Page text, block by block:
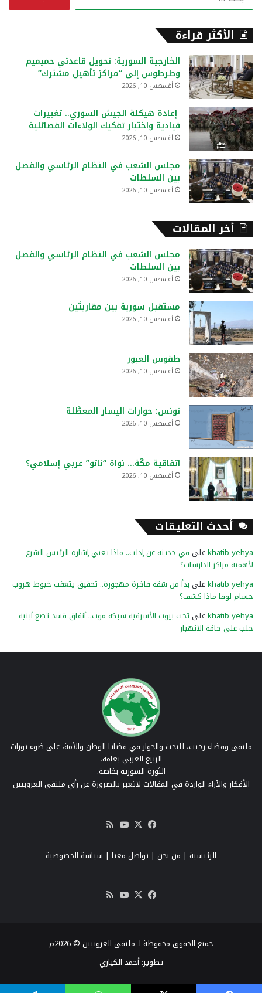
ن
:
الأكثر قراءة
الخارجية السورية: تحويل قاعدتي حميميم
وطرطوس إلى “مراكز تأهيل مشترك”
أغسطس 10, 2026
إعادة هيكلة الجيش السوري.. تغييرات
قيادية واختبار تفكيك الولاءات الفصائلية
أغسطس 10, 2026
مجلس الشعب في النظام الرئاسي والفصل
بين السلطات
أغسطس 10, 2026
أخر المقالات
مجلس الشعب في النظام الرئاسي والفصل
بين السلطات
أغسطس 10, 2026
مستقبل سورية بين مقاربتَين
أغسطس 10, 2026
طقوس العبور
أغسطس 10, 2026
تونس: حوارات اليسار المعطَّلة
أغسطس 10, 2026
اتفاقية مكّة… نواة “ناتو” عربي إسلامي؟
أغسطس 10, 2026
أحدث التعليقات
khatib yehyaعلى في حديثه عن إدلب.. ماذا تعني إشارة الرئيس الشرع
لأهمية مراكز الدارسات؟
khatib yehyaعلى بدأ من شقة فاخرة مهجورة.. تحقيق يتعقب خيوط هروب
حسام لوقا ماذا كشف؟
khatib yehyaعلى تحت بيوت الأشرفية شبكة موت.. أنفاق قسد تضع أبنية
حلب على حافة الانهيار
ملتقى وفضاء رحيب، للبحث والحوار في قضايا الوطن والأمة، على ضوء ثورات
الربيع العربي بعامة،
الثورة السورية بخاصة.
الأفكار والآراء الواردة في المقالات لاتعبر بالضرورة عن رأي ملتقى العروبيين
فيسبوك
‫X
‫YouTube
RSS
الرئيسية | من نحن | تواصل معنا | سياسة الخصوصية
فيسبوك
‫X
‫YouTube
جميع الحقوق محفوظة لـ ملتقى العروبيين © 2026م
تطوير:أحمد الكياري